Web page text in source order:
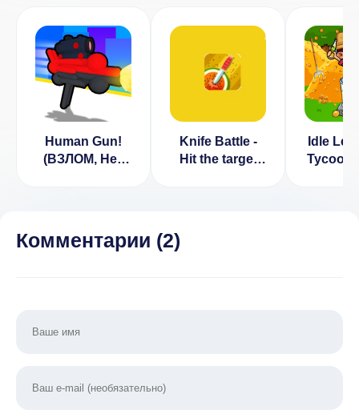
Human Gun!
(ВЗЛОМ, Нет
Knife Battle -
Hit the target
Idle
Tycoon
Комментарии (2)